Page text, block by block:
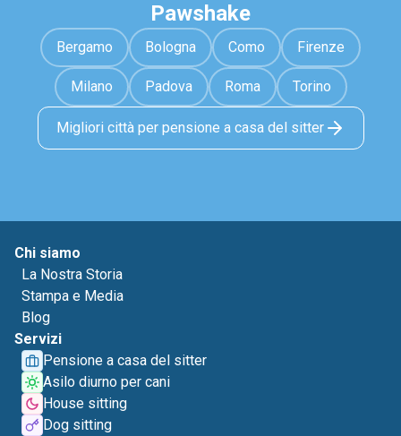
Pawshake
Bergamo Bologna Como Firenze
Milano Padova Roma Torino
Migliori città per pensione a casa del sitter
Chi siamo
La Nostra Storia
Stampa e Media
Blog
Servizi
Pensione a casa del sitter
Asilo diurno per cani
House sitting
Dog sitting